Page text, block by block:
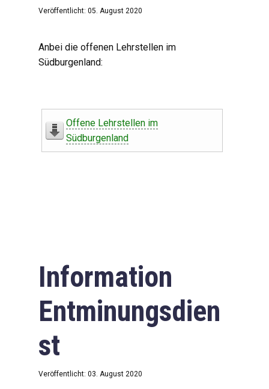
Veröffentlicht: 05. August 2020
Anbei die offenen Lehrstellen im
Südburgenland:
Offene Lehrstellen im
Südburgenland
Information
Entminungsdien
st
Veröffentlicht: 03. August 2020